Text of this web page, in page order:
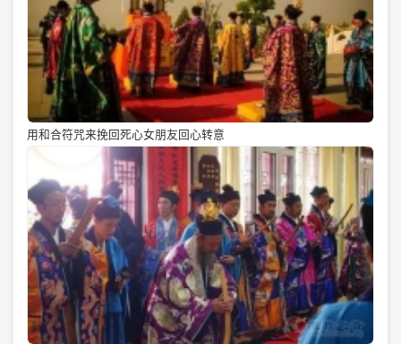
用和合符咒来挽回死心女朋友回心转意